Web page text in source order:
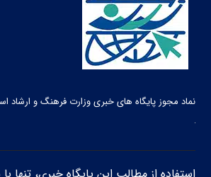
نماد مجوز پایگاه های خبری وزارت فرهنگ و ارشاد